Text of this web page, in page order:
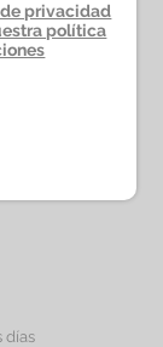
privacidad
política
días